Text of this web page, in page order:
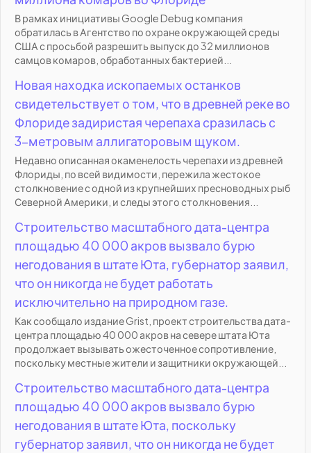
В рамках инициативы Google Debug компания
обратилась в Агентство по охране окружающей среды
США с просьбой разрешить выпуск до 32 миллионов
самцов комаров, обработанных бактерией...
Новая находка ископаемых останков
свидетельствует о том, что в древней реке во
Флориде задиристая черепаха сразилась с
3-метровым аллигаторовым щуком.
Недавно описанная окаменелость черепахи из древней
Флориды, по всей видимости, пережила жестокое
столкновение с одной из крупнейших пресноводных рыб
Северной Америки, и следы этого столкновения...
Строительство масштабного дата-центра
площадью 40 000 акров вызвало бурю
негодования в штате Юта, губернатор заявил,
что он никогда не будет работать
исключительно на природном газе.
Как сообщало издание Grist, проект строительства дата-
центра площадью 40 000 акров на севере штата Юта
продолжает вызывать ожесточенное сопротивление,
поскольку местные жители и защитники окружающей...
Строительство масштабного дата-центра
площадью 40 000 акров вызвало бурю
негодования в штате Юта, поскольку
губернатор заявил, что он никогда не будет